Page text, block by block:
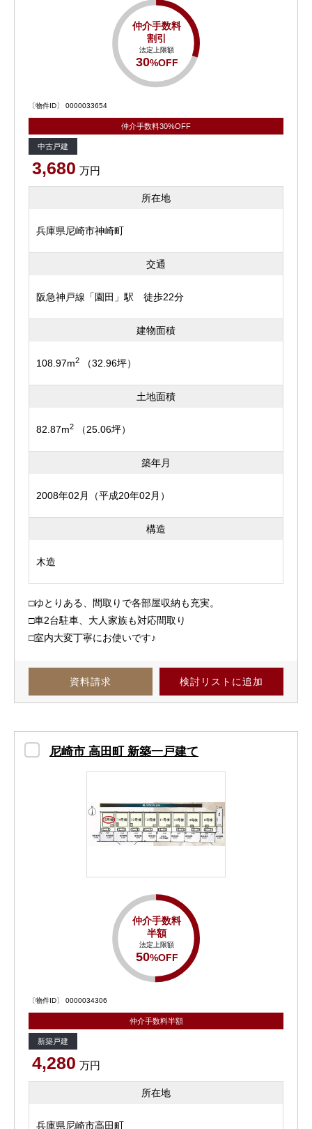
仲介手数料
割引
法定上限額
30%OFF
〔物件ID〕 0000033654
仲介手数料30%OFF
中古戸建
3,680 万円
所在地
兵庫県尼崎市神崎町
交通
阪急神戸線「園田」駅 徒歩22分
建物面積
108.97m2 （32.96坪）
土地面積
82.87m2 （25.06坪）
築年月
2008年02月（平成20年02月）
構造
木造
資料請求 検討リスト に追加
□ゆとりある、間取りで各部屋収納も充実。
□車2台駐車、大人家族も対応間取り
□室内大変丁寧にお使いです♪
尼崎市 高田町 新築一戸建て
仲介手数料
半額
法定上限額
50%OFF
〔物件ID〕 0000034306
仲介手数料半額
新築戸建
4,280 万円
所在地
兵庫県尼崎市高田町